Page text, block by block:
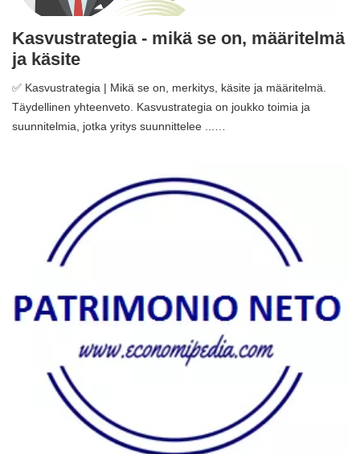
Kasvustrategia - mikä se on, määritelmä
ja käsite
✅ Kasvustrategia | Mikä se on, merkitys, käsite ja määritelmä.
Täydellinen yhteenveto. Kasvustrategia on joukko toimia ja
suunnitelmia, jotka yritys suunnittelee ...…